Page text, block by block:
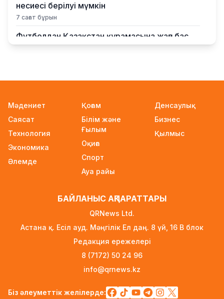
несиесі берілуі мүмкін
7 сағат бұрын
Футболдан Қазақстан құрамасына жаңа бас
бапкер келеді
«Қазақтелекомның» екі қызметкері жұмыс
10 сағат бұрын
Трамп АҚШ-та туғандарға автоматты түрде
азаматтық беруді шектейтін жарлықтарға
қол қойды
Қыркүйектен бастап көлік әкелуге
УЕФА: Инфантиноға сенім жоғалды, бойкот
күшінде қалады
«Өзімізге де керек»: Трамп Украинаға қару
жеткізу туралы айтты
Мәдениет
Саясат
Технология
Экономика
Әлемде
Қоғам
Білім және
Ғылым
Оқиға
Спорт
Ауа райы
Денсаулық
Бизнес
Қылмыс
БАЙЛАНЫС АҚПАРАТТАРЫ
QRNews Ltd.
Астана қ. Есіл ауд. Мәңгілік Ел даң. 8 үй, 16 B блок
Редакция ережелері
8 (7172) 50 24 96
info@qrnews.kz
Біз әлеуметтік желілерде: